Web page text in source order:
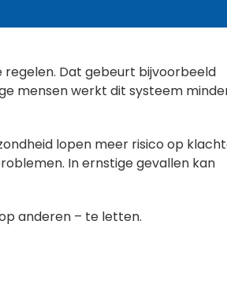
Dat gebeurt bijvoorbeeld
mensen werkt dit systeem
lopen meer risico op
In ernstige gevallen kan
anderen – te letten.